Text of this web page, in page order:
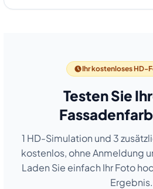
Ihr kostenloses HD-
Testen Sie
1 HD-Simulation und 3
kostenlos, ohne Anmeldung
Laden Sie einfach Ihr Foto
Ergebnis.